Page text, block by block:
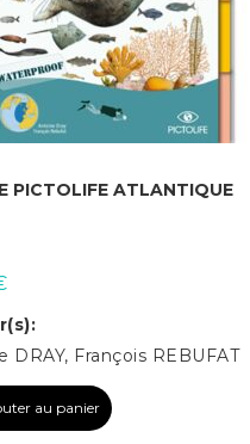
PICTOLIFE ATLANTIQUE
DRAY, François REBUFAT
au panier